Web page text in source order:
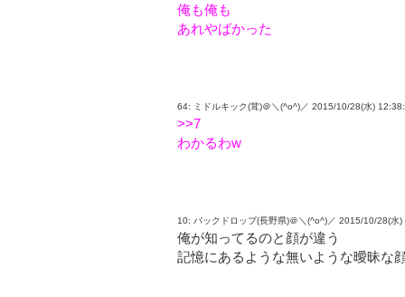
俺も俺も
あれやばかった
64: ミドルキック(茸)＠＼(^o^)／ 2015/10/28(水)
>>7
わかるわw
10: バックドロップ(長野県)＠＼(^o^)／ 2015/10/28(
俺が知ってるのと顔が違う
記憶にあるような無いような曖昧な